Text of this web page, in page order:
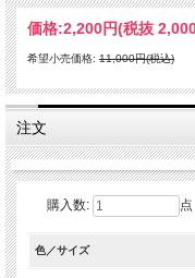
価格:2,200円(税抜
希望小売価格: 11,000円(税込)
注文
購入数: 点
色／サイズ